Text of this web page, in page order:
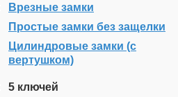
Врезные замки
Простые замки без защелки
Цилиндровые замки (с
вертушком)
5 ключей